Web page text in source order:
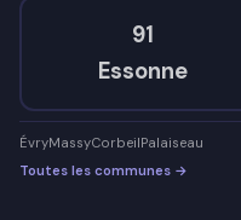
91
Essonne
ÉvryMassyCorbeilPalaiseau
Toutes les communes →